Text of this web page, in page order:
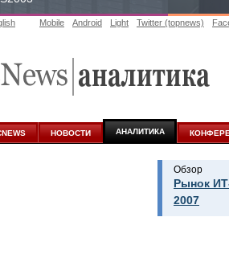
Mobile Android Light Twitter (topnews)
НОВОСТИ АНАЛИТИКА
Обзор
Рынок
2007